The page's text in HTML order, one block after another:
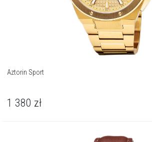
Aztorin Sport
1 380 zł